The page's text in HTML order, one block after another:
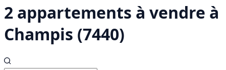
2 appartements à vendre à
Champis (7440)